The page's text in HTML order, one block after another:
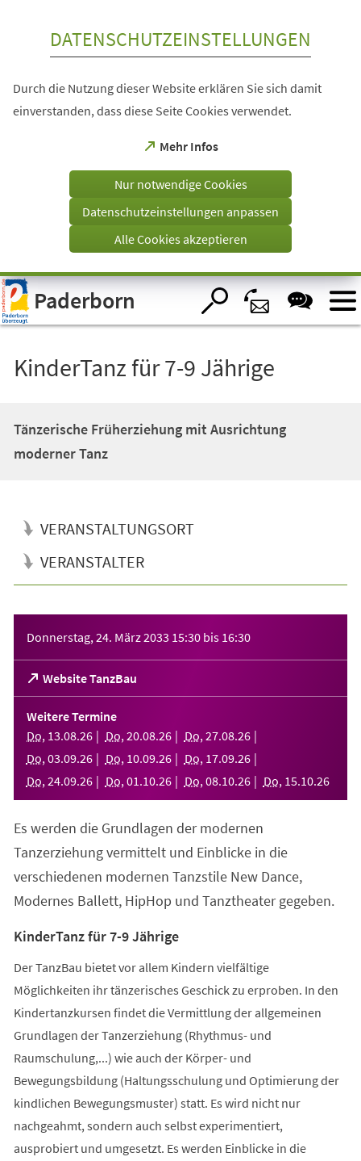
Visuelle
Assistenzsoftware
öffnen.
DATENSCHUTZEINSTELLUNGEN
Durch die Nutzung dieser Website erklären Sie sich damit
einverstanden, dass diese Seite Cookies verwendet.
Mehr Infos
(Öffnet
einem
Tab)
Nur notwendige Cookies
Datenschutzeinstellungen anpassen
Alle Cookies akzeptieren
Paderborn
KinderTanz für 7-9 Jährige
Tänzerische Früherziehung mit Ausrichtung
moderner Tanz
VERANSTALTUNGSORT
VERANSTALTER
Donnerstag, 24. März 2033 15:30 bis 16:30
Website TanzBau
(Öffnet
in
einem
neuen
Tab)
Weitere Termine
Do, 13.08.26 Do, 20.08.26 Do, 27.08.26
Do, 03.09.26 Do, 10.09.26 Do, 17.09.26
Do, 24.09.26 Do, 01 .10.26 Do, 08.10.26 Do, 15.10.26
Es werden die Grundlagen der modernen
Tanzerziehung vermittelt und Einblicke in die
verschiedenen modernen Tanzstile New Dance,
Modernes Ballett, HipHop und Tanztheater gegeben.
KinderTanz für 7-9 Jährige
Der TanzBau bietet vor allem Kindern vielfältige
Möglichkeiten ihr tänzerisches Geschick zu erproben. In den
Kindertanzkursen findet die Vermittlung der allgemeinen
Grundlagen der Tanzerziehung (Rhythmus- und
Raumschulung,...) wie auch der Körper- und
Bewegungsbildung (Haltungsschulung und Optimierung der
kindlichen Bewegungsmuster) statt. Es wird nicht nur
nachgeahmt, sondern auch selbst experimentiert,
ausprobiert und umgesetzt. Es werden Einblicke in die